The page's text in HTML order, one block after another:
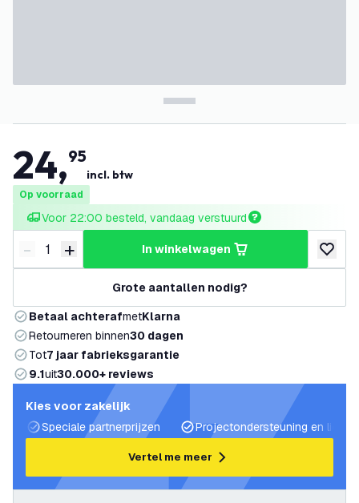
24,95
incl. btw
Op voorraad
Voor 22:00 besteld, vandaag verstuurd
Verminder hoeveelheid
- Verhoog hoeveelheid
+ in winkelwagen
Grote aantallen nodig?
Betaal achterafmetKlarna
Retourneren binnen30 dagen
Tot7 jaar fabrieksgarantie
9.1uit30.000+ reviews
Kies voor zakelijk
Speciale partnerprijzen
Projectondersteuning en
Vertel me meer